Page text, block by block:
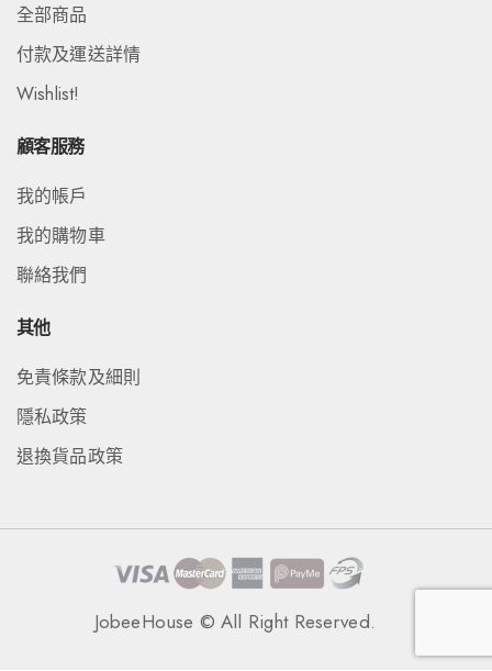
全部商品
付款及運送詳情
Wishlist!
顧客服務
我的帳戶
我的購物車
聯絡我們
其他
免責條款及細則
隱私政策
退換貨品政策
JobeeHouse © All Right Reserved.